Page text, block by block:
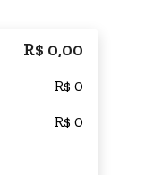
R$ 0,00
R$ 0
R$ 0